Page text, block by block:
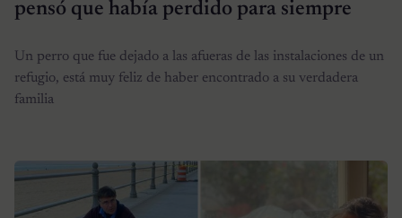
pensó que había perdido para siempre
Un perro que fue dejado a las afueras de las instalaciones de un
refugio, está muy feliz de haber encontrado a su verdadera
familia